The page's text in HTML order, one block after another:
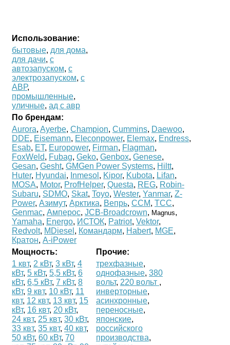
Использование:
бытовые, для дома,
для дачи, с
автозапуском, с
электрозапуском, с
АВР,
промышленные,
уличные, ад с авр
По брендам:
Aurora, Ayerbe, Champion, Cummins, Daewoo,
DDE, Eisemann, Eleconpower, Elemax, Endress,
Esab, ET, Europower, Firman, Flagman,
FoxWeld, Fubag, Geko, Genbox, Genese,
Gesan, Gesht, GMGen Power Systems, Hiltt,
Huter, Hyundai, Inmesol , Kipor, Kubota, Lifan,
MOSA, Motor, ProfHelper, Questa, REG, Robin-
Subaru, SDMO, Skat, Toyo, Wester, Yanmar, Z-
Power, Азимут, Арктика, Вепрь, ССМ, ТСС,
Genmac, Амперос, JCB-Broadcrown, Magnus,
Yamaha, Energo, ИСТОК, Patriot, Vektor,
Redvolt, MDiesel , Командарм, Habert, MGE,
Кратон, A-iPower
Мощность:
1 квт, 2 кВт, 3 кВт, 4
кВт, 5 кВт, 5,5 кВт, 6
кВт, 6,5 кВт, 7 кВт, 8
кВт, 9 квт, 10 кВт, 11
квт, 12 квт, 13 квт, 15
кВт, 16 квт, 20 кВт,
24 квт, 25 квт, 30 кВт,
33 квт, 35 квт, 40 квт,
50 кВт, 60 кВт, 70
Прочие:
трехфазные,
однофазные, 380
вольт, 220 вольт ,
инверторные,
асинхронные,
переносные,
японские,
российского
производства,